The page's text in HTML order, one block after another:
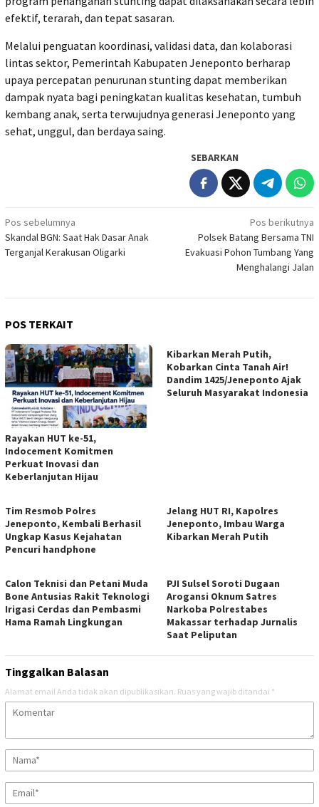
efektif, terarah, dan tepat sasaran.
Melalui penguatan koordinasi, validasi data, dan kolaborasi
lintas sektor, Pemerintah Kabupaten Jeneponto berharap
upaya percepatan penurunan stunting dapat memberikan
dampak nyata bagi peningkatan kualitas kesehatan, tumbuh
kembang anak, serta terwujudnya generasi Jeneponto yang
sehat, unggul, dan berdaya saing.
SEBARKAN
Navigasi
pos
Pos sebelumnya
Skandal BGN: Saat Hak Dasar Anak
Terganjal Kerakusan Oligarki
Pos berikutnya
Polsek Batang Bersama TNI
Evakuasi Pohon Tumbang Yang
Menghalangi Jalan
POS TERKAIT
Rayakan HUT ke-51,
Indocement Komitmen
Perkuat Inovasi dan
Keberlanjutan Hijau
Kibarkan Merah Putih,
Kobarkan Cinta Tanah Air!
Dandim 1425/Jeneponto Ajak
Seluruh Masyarakat Indonesia
Tim Resmob Polres
Jeneponto, Kembali Berhasil
Ungkap Kasus Kejahatan
Pencuri handphone
Jelang HUT RI, Kapolres
Jeneponto, Imbau Warga
Kibarkan Merah Putih
Calon Teknisi dan Petani Muda
Bone Antusias Rakit Teknologi
Irigasi Cerdas dan Pembasmi
Hama Ramah Lingkungan
PJI Sulsel Soroti Dugaan
Arogansi Oknum Satres
Narkoba Polrestabes
Makassar terhadap Jurnalis
Saat Peliputan
Tinggalkan Balasan
Alamat email Anda tidak akan dipublikasikan. Ruas yang wajib ditandai *